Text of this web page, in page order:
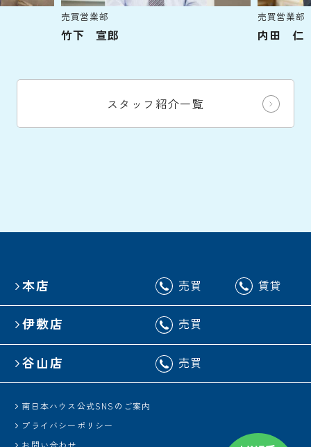
売買営業部
竹下 宣郎
売買営業部
内田 仁
スタッフ紹介一覧
本店 売買 賃貸
伊敷店 売買
谷山店 売買
南日本ハウス公式SNSのご案内
プライバシーポリシー